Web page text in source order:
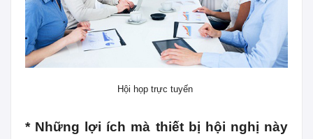
Hội họp trực tuyến
* Những lợi ích mà thiết bị hội nghị này